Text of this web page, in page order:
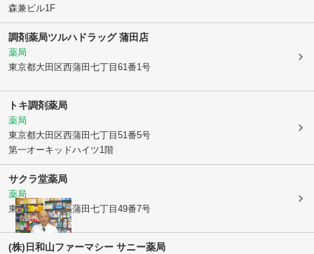
森兼ビル1F
調剤薬局ツルハドラッグ 蒲田店
薬局
東京都大田区西蒲田七丁目61番1号
トキ調剤薬局
薬局
東京都大田区西蒲田七丁目51番5号
第一オーキッドハイツ1階
サクラ堂薬局
薬局
東京都大田区西蒲田七丁目49番7号
(株)日和山ファーマシー サニー薬局